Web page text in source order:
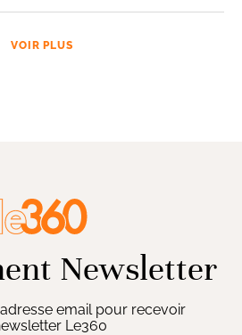
VOIR PLUS
Newsletter
email pour recevoir
Le360